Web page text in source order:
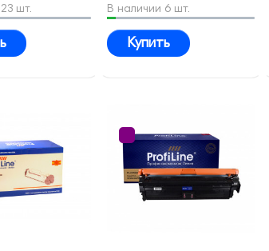
шт. В наличии 6 шт.
Купить